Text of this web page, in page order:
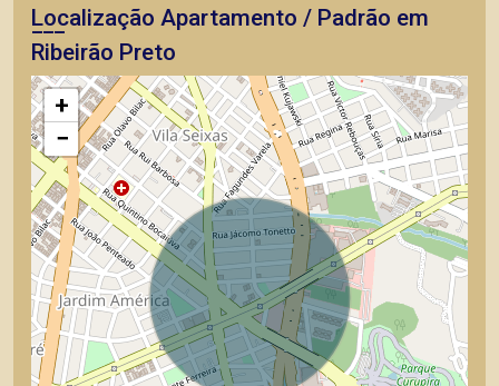
Localização Apartamento / Padrão em
Ribeirão Preto
+
−